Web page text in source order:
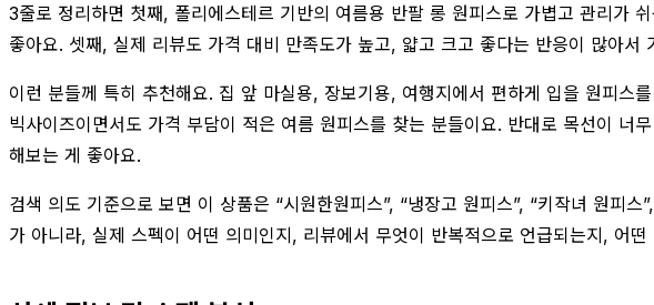
3줄로 정리하면 첫째, 폴리에스테르 기반의 여름용 반팔 롱 원피스로 가볍고 관리가
좋아요. 셋째, 실제 리뷰도 가격 대비 만족도가 높고, 얇고 크고 좋다는 반응이 많아
이런 분들께 특히 추천해요. 집 앞 마실용, 장보기용, 여행지에서 편하게 입을 원피
빅사이즈이면서도 가격 부담이 적은 여름 원피스를 찾는 분들이요. 반대로 목선이
해보는 게 좋아요.
검색 의도 기준으로 보면 이 상품은 “시원한원피스”, “냉장고 원피스”, “키작녀 원피
가 아니라, 실제 스펙이 어떤 의미인지, 리뷰에서 무엇이 반복적으로 언급되는지, 어